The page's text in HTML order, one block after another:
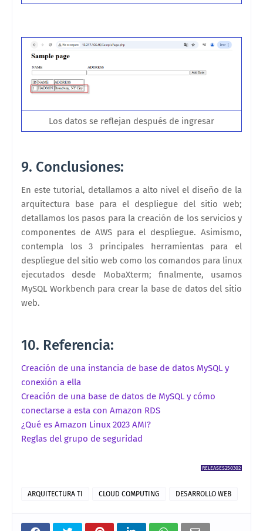
Los datos se reflejan después de ingresar
9. Conclusiones:
En este tutorial, detallamos a alto nivel el diseño de la
arquitectura base para el despliegue del sitio web;
detallamos los pasos para la creación de los servicios y
componentes de AWS para el despliegue. Asimismo,
contempla los 3 principales herramientas para el
despliegue del sitio web como los comandos para linux
ejecutados desde MobaXterm; finalmente, usamos
MySQL Workbench para crear la base de datos del sitio
web.
10. Referencia:
Creación de una instancia de base de datos MySQL y
conexión a ella
Creación de una base de datos de MySQL y cómo
conectarse a esta con Amazon RDS
¿Qué es Amazon Linux 2023 AMI?
Reglas del grupo de seguridad
RELEASES250302
ARQUITECTURA TI CLOUD COMPUTING DESARROLLO WEB